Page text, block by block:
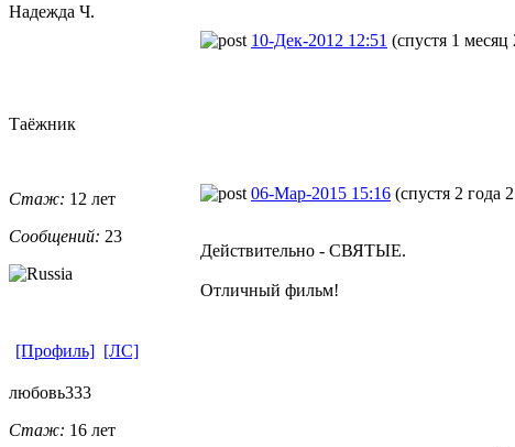
Надежда Ч.
10-Дек-2012 12:51 (спустя 1 месяц
Таёжник
Стаж: 12 лет
Сообщений: 23
06-Мар-2015 15:16 (спустя 2 года
Действительно - СВЯТЫЕ.
Отличный фильм!
[Профиль] [ЛС]
любовь333
Стаж: 16 лет